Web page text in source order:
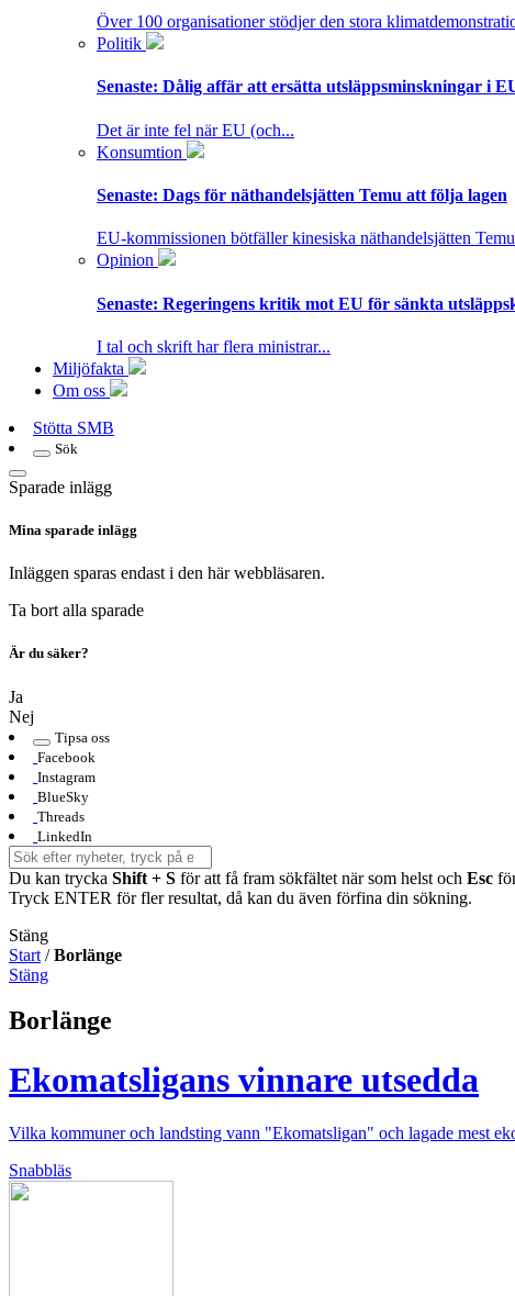
Över 100 organisationer stödjer den stora
Politik
Senaste: Dålig affär att ersätta utsläppsminskningar i
Det är inte fel när EU (och...
Konsumtion
Senaste: Dags för näthandelsjätten Temu att följa lagen
EU-kommissionen bötfäller kinesiska näthandelsjätten
Opinion
Senaste: Regeringens kritik mot EU för sänkta
I tal och skrift har flera ministrar...
Miljöfakta
Om oss
Stötta SMB
Sök
Sparade inlägg
Mina sparade inlägg
Inläggen sparas endast i den här webbläsaren.
Ta bort alla sparade
Är du säker?
Ja
Nej
Tipsa oss
Facebook
Instagram
BlueSky
Threads
LinkedIn
Du kan trycka Shift + S för att få fram sökfältet när som helst och Esc
Tryck ENTER för fler resultat, då kan du även förfina din sökning.
Stäng
Start /Borlänge
Stäng
Borlänge
Ekomatsligans vinnare utsedda
Vilka kommuner och landsting vann "Ekomatsligan" och lagade mest
Snabbläs